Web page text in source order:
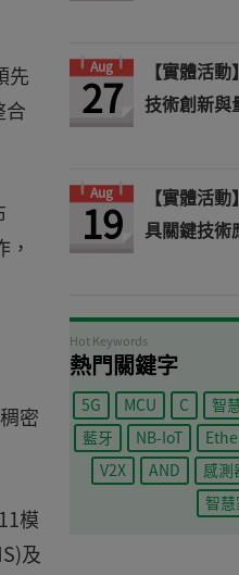
先
合
密
模
及
Aug
27
【實體活
技術創新與
Aug
19
【實體活
具關鍵技術
Hot Keywords
熱門關鍵字
5G MCU C 智
藍牙
NB-IoT
V2X
AND 感測
智